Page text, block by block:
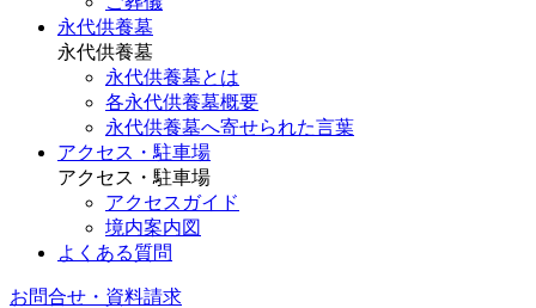
永代供養墓
永代供養墓
永代供養墓とは
各永代供養墓概要
永代供養墓へ寄せられた言葉
アクセス・駐車場
アクセス・駐車場
アクセスガイド
境内案内図
よくある質問
お問合せ・資料請求